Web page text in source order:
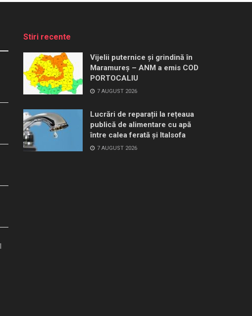
Stiri recente
Vijelii puternice și grindină în
Maramureș – ANM a emis COD
PORTOCALIU
7 AUGUST 2026
Lucrări de reparații la rețeaua
publică de alimentare cu apă
între calea ferată și Italsofa
7 AUGUST 2026